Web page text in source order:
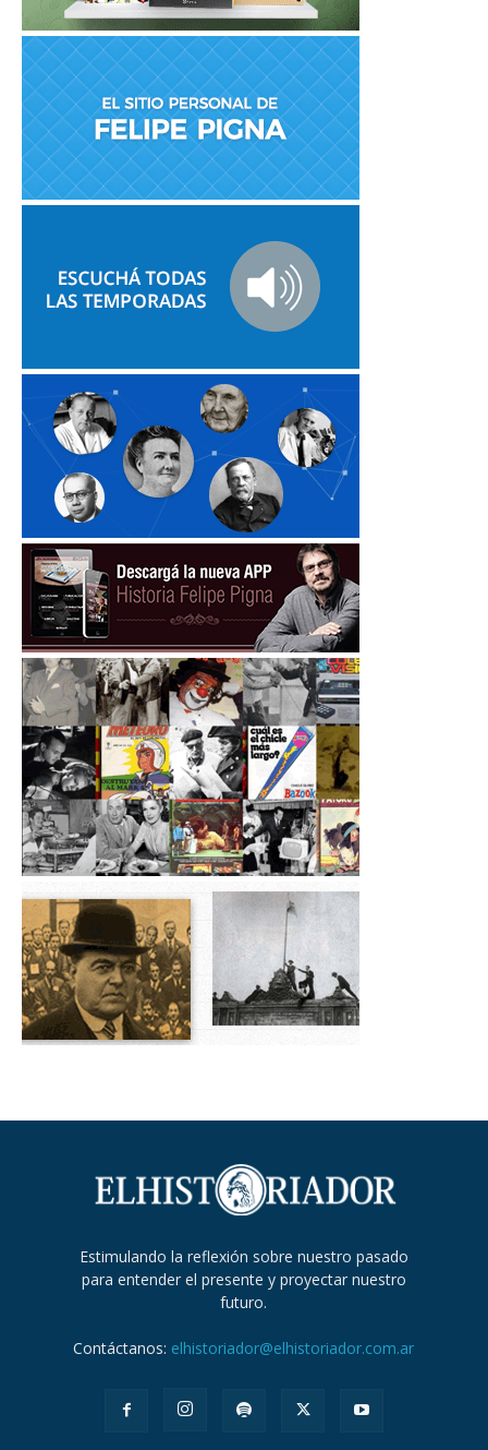
Estimulando la reflexión sobre nuestro pasado
para entender el presente y proyectar nuestro
futuro.
Contáctanos: elhistoriador@elhistoriador.com.ar